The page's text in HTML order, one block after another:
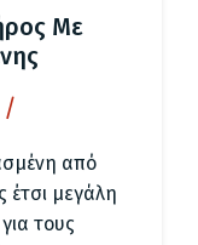
Με
€.
από
έτσι μεγάλη
τους